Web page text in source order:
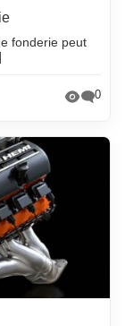
fonderie peut
0